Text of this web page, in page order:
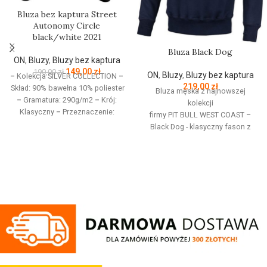
Bluza bez kaptura Street
Autonomy Circle
black/white 2021
ON, Bluzy, Bluzy bez kaptura
190,00zł 149,00zł
– Kolekcja SILVER COLLECTION –
Skład: 90% bawełna 10% poliester
– Gramatura: 290g/m2 – Krój:
Klasyczny – Przeznaczenie:
Bluza Black Dog
ON, Bluzy, Bluzy bez kaptura
219,00 zł
Bluza męska z najnowszej
kolekcji
firmy PIT BULL WEST COAST –
Black Dog - klasyczny fason z
dołu bluzy - żebrowany kołnierz -
ściągacze rękawów dodatkowo